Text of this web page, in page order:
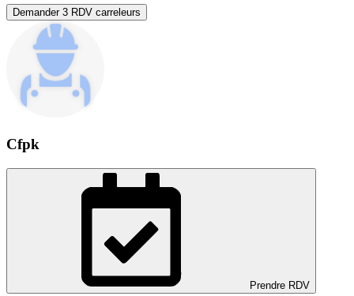
Demander 3 RDV carreleurs
Cfpk
Prendre RDV